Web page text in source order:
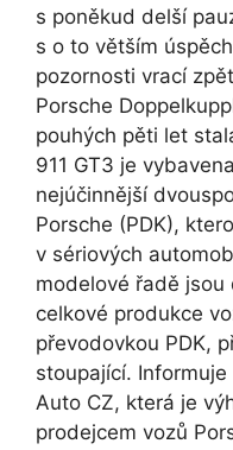
s poněkud delší
s o to větším
pozornosti vrací
Porsche
pouhých pěti let
911 GT3 je
nejúčinnější
Porsche (PDK),
v sériových
modelové řadě
celkové produkce
převodovkou PDK,
stoupající.
Auto CZ, která je
prodejcem vozů